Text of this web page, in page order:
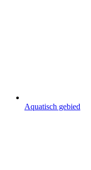
Aquatisch gebied